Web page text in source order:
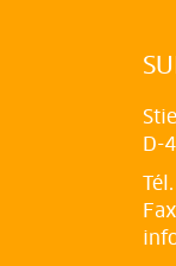
D-